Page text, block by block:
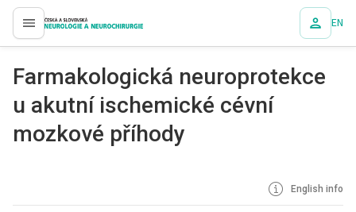
proLékaře.cz EN
Farmakologická neuroprotekce
u akutní ischemické cévní
mozkové příhody
English info